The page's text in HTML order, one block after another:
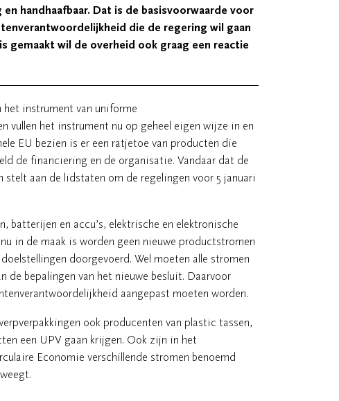
handhaafbaar. Dat is de basisvoorwaarde voor
die de regering wil gaan
gemaakt wil de overheid ook graag een reactie
het instrument van uniforme
vullen het instrument nu op geheel eigen wijze in en
EU bezien is er een ratjetoe van producten die
de financiering en de organisatie. Vandaar dat de
aan de lidstaten om de regelingen voor 5 januari
batterijen en accu’s, elektrische en elektronische
in de maak is worden geen nieuwe productstromen
doorgevoerd. Wel moeten alle stromen
de bepalingen van het nieuwe besluit. Daarvoor
aangepast moeten worden.
ook producenten van plastic tassen,
een UPV gaan krijgen. Ook zijn in het
Economie verschillende stromen benoemd